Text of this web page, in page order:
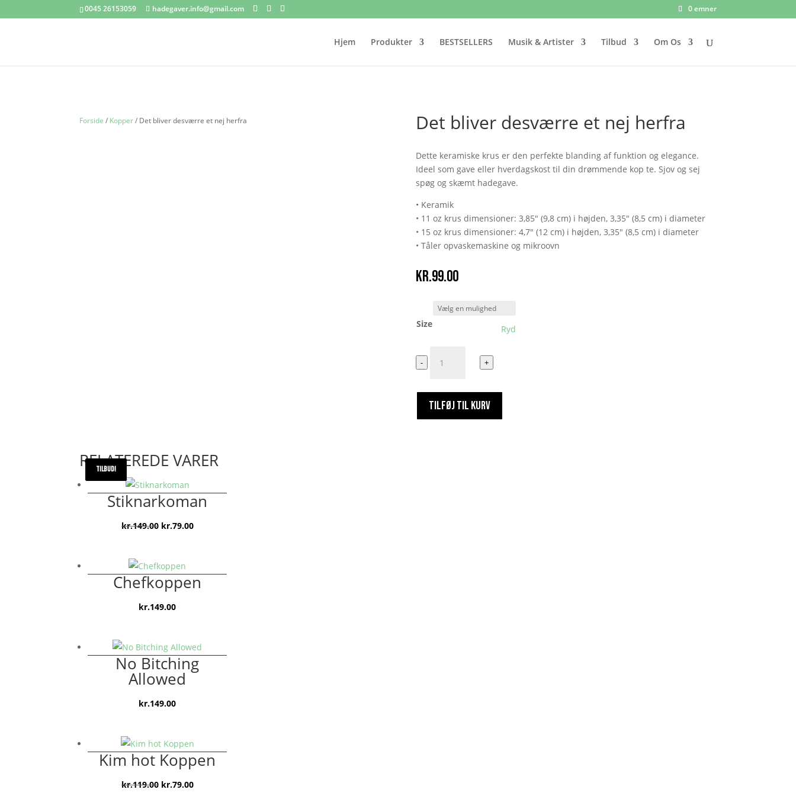
0045 26153059 hadegaver.info@gmail.com 0 emner
Hjem Produkter BESTSELLERS Musik & Artister Tilbud Om Os
Forside / Kopper/ Det bliver desværre et nej herfra Det bliver desværre et nej herfra
Dette keramiske krus er den perfekte blanding af funktion og elegance.
Ideel som gave eller hverdagskost til din drømmende kop te. Sjov og sej
spøg og skæmt hadegave.
• Keramik
• 11 oz krus dimensioner: 3,85" (9,8 cm) i højden, 3,35" (8,5 cm) i diameter
• 15 oz krus dimensioner: 4,7" (12 cm) i højden, 3,35" (8,5 cm) i diameter
• Tåler opvaskemaskine og mikroovn
kr.99.00
Size Ryd
Det
bliver
et
herfra
- +
TILFØJ TIL KURV
RELATEREDE VARER
TILBUD!
Stiknarkoman
kr.149.00 Den
var:
kr.149.00.
kr.79.00Den
er:
kr.79.00.
Chefkoppen
kr.149.00
No Bitching
Allowed
kr.149.00
TILBUD!
Kim hot Koppen
kr.119.00 Den
kr.79.00Den